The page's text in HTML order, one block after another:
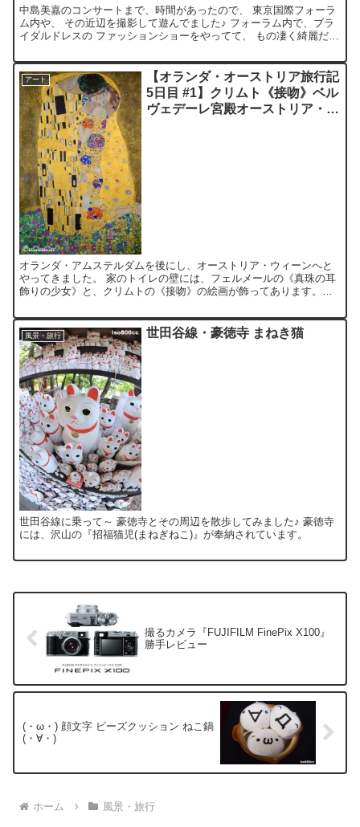
中島美嘉のコンサートまで、時間があったので、 東京国際フォーラ
ム内や、 その近辺を撮影して遊んでました♪ フォーラム内で、ブラ
イダルドレスの ファッションショーをやってて、 もの凄く綺麗だっ
アート
【オランダ・オーストリア旅行記
5日目 #1】クリムト《接吻》ベル
ヴェデーレ宮殿オーストリア・ギ
オランダ・アムステルダムを後にし、オーストリア・ウィーンへと
やってきました。 家のトイレの壁には、フェルメールの《真珠の耳
飾りの少女》と、クリムトの《接吻》の絵画が飾ってあります。ベ
風景・旅行 世田谷線・豪徳寺 まねき猫
世田谷線に乗って～ 豪徳寺とその周辺を散歩してみました♪ 豪徳寺
には、沢山の『招福猫児(まねぎねこ)』が奉納されています。
撮るカメラ『FUJIFILM FinePix X100』
勝手レビュー
(・ω・) 顔文字 ビーズクッション ねこ鍋
(・∀・)
ホーム 風景・旅行